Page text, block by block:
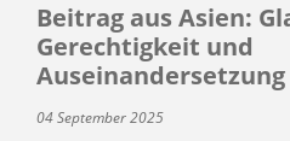
Beitrag aus Asien:
Gerechtigkeit und
04 September 2025